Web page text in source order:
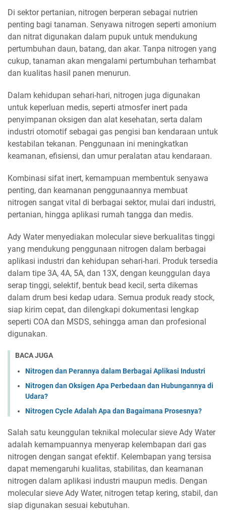
Di sektor pertanian, nitrogen berperan sebagai nutrien
penting bagi tanaman. Senyawa nitrogen seperti amonium
dan nitrat digunakan dalam pupuk untuk mendukung
pertumbuhan daun, batang, dan akar. Tanpa nitrogen yang
cukup, tanaman akan mengalami pertumbuhan terhambat
dan kualitas hasil panen menurun.
Dalam kehidupan sehari-hari, nitrogen juga digunakan
untuk keperluan medis, seperti atmosfer inert pada
penyimpanan oksigen dan alat kesehatan, serta dalam
industri otomotif sebagai gas pengisi ban kendaraan untuk
kestabilan tekanan. Penggunaan ini meningkatkan
keamanan, efisiensi, dan umur peralatan atau kendaraan.
Kombinasi sifat inert, kemampuan membentuk senyawa
penting, dan keamanan penggunaannya membuat
nitrogen sangat vital di berbagai sektor, mulai dari industri,
pertanian, hingga aplikasi rumah tangga dan medis.
Ady Water menyediakan molecular sieve berkualitas tinggi
yang mendukung penggunaan nitrogen dalam berbagai
aplikasi industri dan kehidupan sehari-hari. Produk tersedia
dalam tipe 3A, 4A, 5A, dan 13X, dengan keunggulan daya
serap tinggi, selektif, bentuk bead kecil, serta dikemas
dalam drum besi kedap udara. Semua produk ready stock,
siap kirim cepat, dan dilengkapi dokumentasi lengkap
seperti COA dan MSDS, sehingga aman dan profesional
digunakan.
BACA JUGA
Nitrogen dan Perannya dalam Berbagai Aplikasi Industri
Nitrogen dan Oksigen Apa Perbedaan dan Hubungannya di
Udara?
Nitrogen Cycle Adalah Apa dan Bagaimana Prosesnya?
Salah satu keunggulan teknikal molecular sieve Ady Water
adalah kemampuannya menyerap kelembapan dari gas
nitrogen dengan sangat efektif. Kelembapan yang tersisa
dapat memengaruhi kualitas, stabilitas, dan keamanan
nitrogen dalam aplikasi industri maupun medis. Dengan
molecular sieve Ady Water, nitrogen tetap kering, stabil, dan
siap digunakan sesuai kebutuhan.